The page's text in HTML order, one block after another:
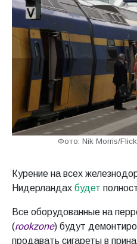
Фото: Nik Morris/
Курение на всех
Нидерландах будет
Все оборудованные на
(rookzone) будут
продавать сигареты в